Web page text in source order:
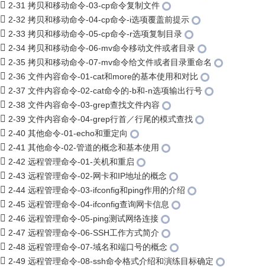
2-31 拷贝和移动命令-03-cp命令复制文件
2-32 拷贝和移动命令-04-cp命令-i选项覆盖前提示
2-33 拷贝和移动命令-05-cp命令-r选项复制目录
2-34 拷贝和移动命令-06-mv命令移动文件或者目录
2-35 拷贝和移动命令-07-mv命令给文件或者目录重命名
2-36 文件内容命令-01-cat和more的基本使用和对比
2-37 文件内容命令-02-cat命令的-b和-n选项输出行号
2-38 文件内容命令-03-grep查找文件内容
2-39 文件内容命令-04-grep行首／行尾的模式查找
2-40 其他命令-01-echo和重定向
2-41 其他命令-02-管道的概念和基本使用
2-42 远程管理命令-01-关机和重启
2-43 远程管理命令-02-网卡和IP地址的概念
2-44 远程管理命令-03-ifconfig和ping作用的介绍
2-45 远程管理命令-04-ifconfig查询网卡信息
2-46 远程管理命令-05-ping测试网络连接
2-47 远程管理命令-06-SSH工作方式简介
2-48 远程管理命令-07-域名和端口号的概念
2-49 远程管理命令-08-ssh命令格式介绍和演练目标确定